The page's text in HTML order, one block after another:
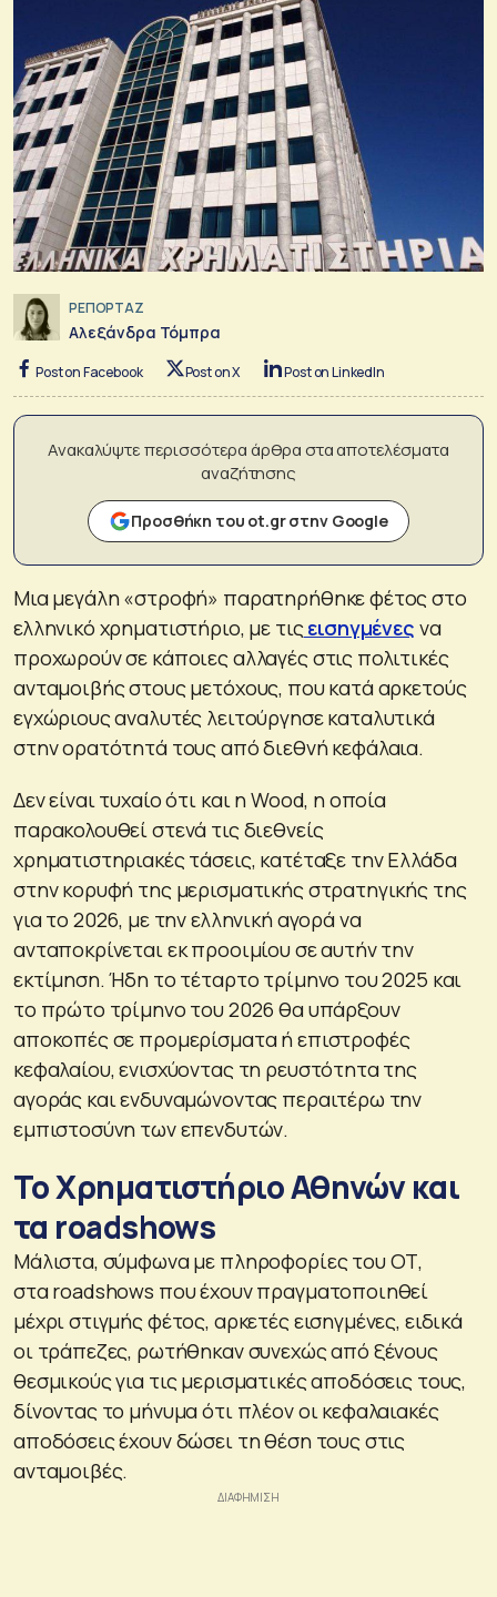
ΡΕΠΟΡΤΑΖ
Αλεξάνδρα Τόμπρα
Post on Facebook Post on X Post on LinkedIn
Ανακαλύψτε περισσότερα άρθρα στα αποτελέσματα
αναζήτησης
Προσθήκη του ot.gr στην Google
Μια μεγάλη «στροφή» παρατηρήθηκε φέτος στο
ελληνικό χρηματιστήριο, με τιςεισηγμένες να
προχωρούν σε κάποιες αλλαγές στις πολιτικές
ανταμοιβής στους μετόχους, που κατά αρκετούς
εγχώριους αναλυτές λειτούργησε καταλυτικά
στην ορατότητά τους από διεθνή κεφάλαια.
Δεν είναι τυχαίο ότι και η Wood, η οποία
παρακολουθεί στενά τις διεθνείς
χρηματιστηριακές τάσεις, κατέταξε την Ελλάδα
στην κορυφή της μερισματικής στρατηγικής της
για το 2026, με την ελληνική αγορά να
ανταποκρίνεται εκ προοιμίου σε αυτήν την
εκτίμηση. Ήδη το τέταρτο τρίμηνο του 2025 και
το πρώτο τρίμηνο του 2026 θα υπάρξουν
αποκοπές σε προμερίσματα ή επιστροφές
κεφαλαίου, ενισχύοντας τη ρευστότητα της
αγοράς και ενδυναμώνοντας περαιτέρω την
εμπιστοσύνη των επενδυτών.
Το Χρηματιστήριο Αθηνών και
τα roadshows
Μάλιστα, σύμφωνα με πληροφορίες του ΟΤ,
στα roadshows που έχουν πραγματοποιηθεί
μέχρι στιγμής φέτος, αρκετές εισηγμένες, ειδικά
οι τράπεζες, ρωτήθηκαν συνεχώς από ξένους
θεσμικούς για τις μερισματικές αποδόσεις τους,
δίνοντας το μήνυμα ότι πλέον οι κεφαλαιακές
αποδόσεις έχουν δώσει τη θέση τους στις
ανταμοιβές.